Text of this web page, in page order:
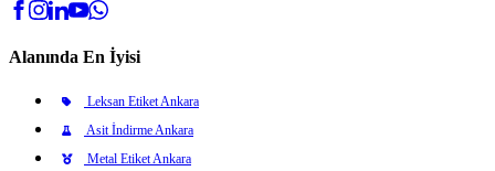
Alanında En İyisi
Leksan Etiket Ankara
Asit İndirme Ankara
Metal Etiket Ankara